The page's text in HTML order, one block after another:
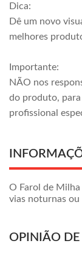
Dica:
Dê um novo
melhores
Importante:
NÃO nos
do produto,
profissional
O Farol de Milha
vias noturnas ou
OPINIÃO